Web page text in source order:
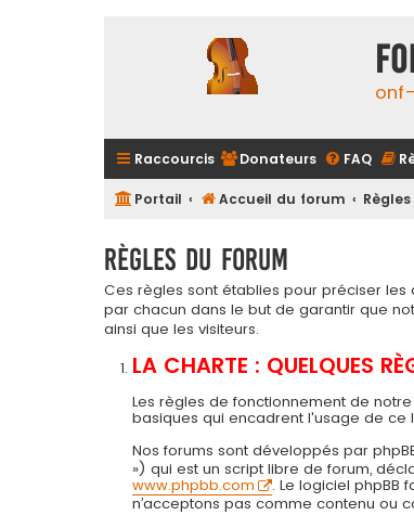
Raccourcis Donateurs FAQ
Portail Accueil du forum Règles
Règles du forum
Ces règles sont établies pour préciser les
par chacun dans le but de garantir que
ainsi que les visiteurs.
LA CHARTE : QUELQUES
Les règles de fonctionnement de
basiques qui encadrent l'usage de ce
Nos forums sont développés par
») qui est un script libre de forum,
www.phpbb.com
. Le logiciel phpBB
n’acceptons pas comme contenu ou